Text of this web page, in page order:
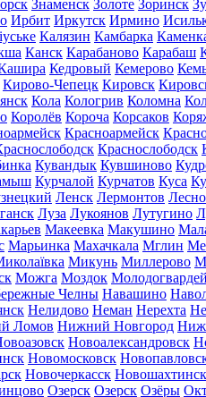
Знаменск Золоте Зоринск
Ирбит Иркутск Ирмино
Калязин Камбарка
Канск Карабаново Карабаш
Кедровый Кемерово
Кирово-Чепецк Кировск
Кола Кологрив Коломна
Королёв Короча Корсаков
Красноармейск
Краснослободск
Кувандык Кувшиново
Курчалой Курчатов Куса
Ленск Лермонтов
Луза Лукоянов Лутугино
Макеевка Макушино
Марьинка Махачкала Мглин
Микунь Миллерово
Можга Моздок
Челны Навашино
Нелидово Неман Нерехта
Ломов Нижний Новгород
Новоалександровск
Новомосковск
Новочеркасск Новошахтинск
Озерск Озерск Озёры